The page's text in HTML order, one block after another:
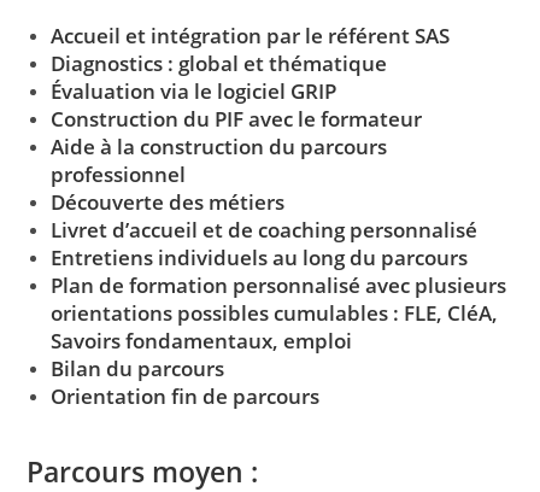
Accueil et intégration par le référent SAS
Diagnostics : global et thématique
Évaluation via le logiciel GRIP
Construction du PIF avec le formateur
Aide à la construction du parcours
professionnel
Découverte des métiers
Livret d’accueil et de coaching personnalisé
Entretiens individuels au long du parcours
Plan de formation personnalisé avec plusieurs
orientations possibles cumulables : FLE, CléA,
Savoirs fondamentaux, emploi
Bilan du parcours
Orientation fin de parcours
Parcours moyen :